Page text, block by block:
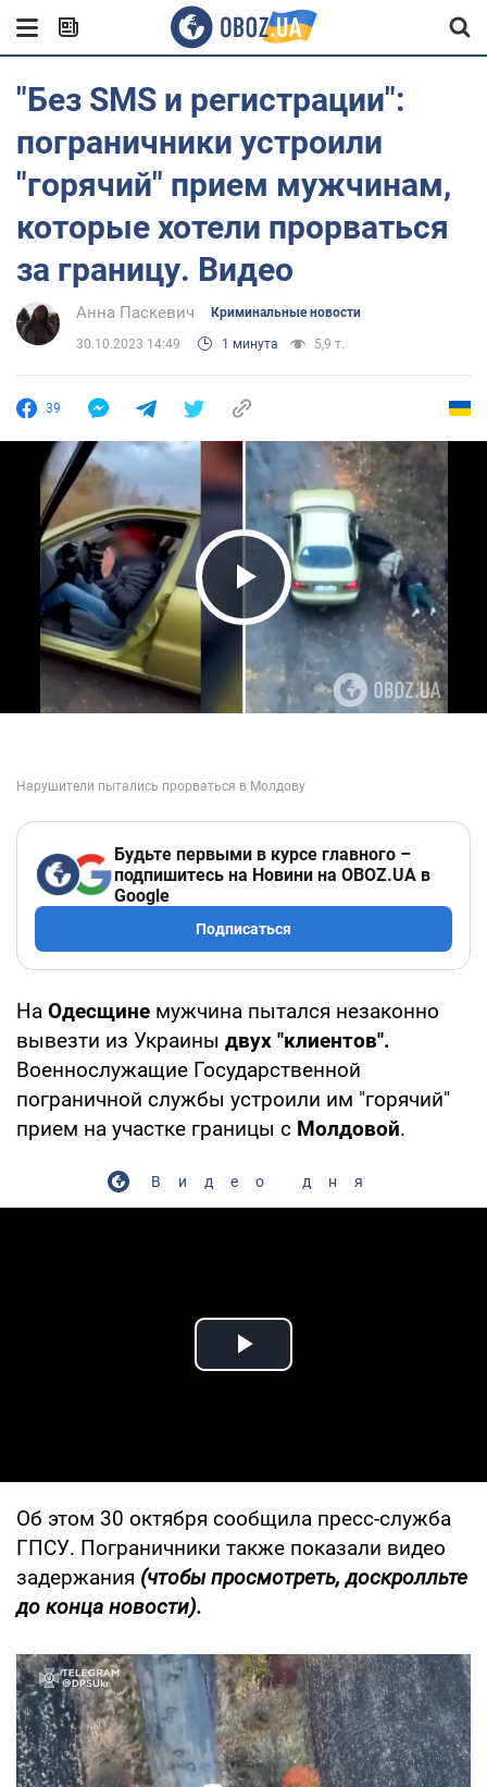
"Без SMS и регистрации":
пограничники устроили
"горячий" прием мужчинам,
которые хотели прорваться
за границу. Видео
Анна Паскевич Криминальные новости
30.10.2023 14:49 1 минута 5,9 т.
39
Play Video
Будьте первыми в курсе главного –
подпишитесь на Новини на OBOZ.UA в
Google
Подписаться
На Одесщине мужчина пытался незаконно
вывезти из Украины двух "клиентов".
Военнослужащие Государственной
пограничной службы устроили им "горячий"
прием на участке границы с Молдовой.
Видео дня
Play Video
Об этом 30 октября сообщила пресс-служба
ГПСУ. Пограничники также показали видео
задержания (чтобы просмотреть, доскролльте
до конца новости).